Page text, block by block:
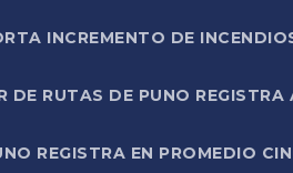
INCREMENTO DE
DE RUTAS DE PUNO
REGISTRA EN PROMEDIO